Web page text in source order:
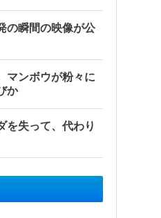
の瞬間の映像が公
マンボウが粉々に
か
を失って、代わり